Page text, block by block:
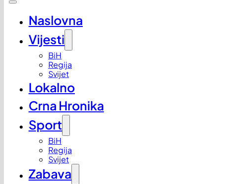
Naslovna
Vijesti
BiH
Regija
Svijet
Lokalno
Crna Hronika
Sport
BiH
Regija
Svijet
Zabava